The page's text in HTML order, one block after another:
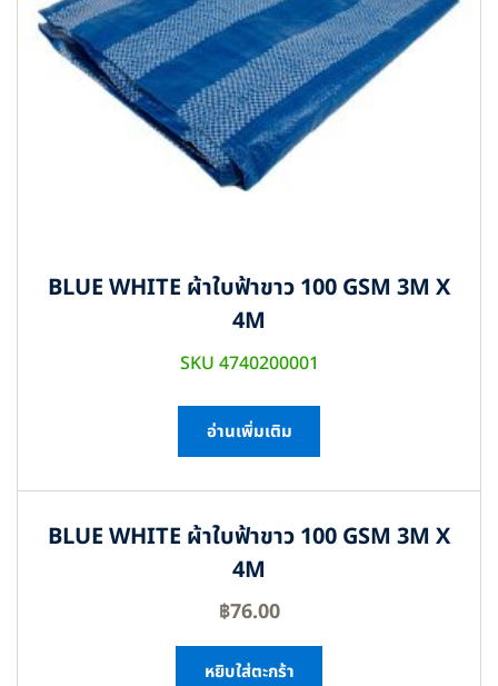
BLUE WHITE ผ้าใบฟ้าขาว 100 GSM 3M X
4M
SKU 4740200001
อ่านเพิ่มเติม
BLUE WHITE ผ้าใบฟ้าขาว 100 GSM 3M X
4M
฿76.00
หยิบใส่ตะกร้า